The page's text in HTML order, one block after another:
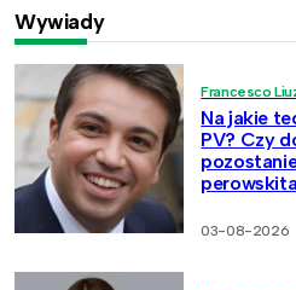
Wywiady
Francesco
Na jakie
PV? Czy
03-08-2026